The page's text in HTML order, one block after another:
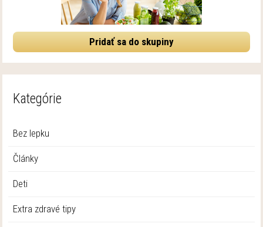
Pridať sa do skupiny
Kategórie
Bez lepku
Články
Deti
Extra zdravé tipy